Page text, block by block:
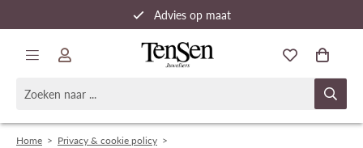
Advies op maat
Snelle verzending
Home > Privacy & cookie policy >